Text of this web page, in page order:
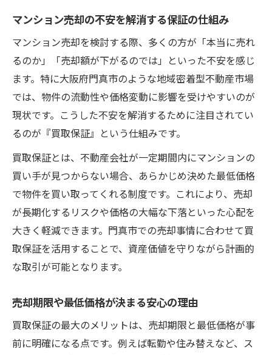
マンション売却の不安を解消する保証の仕組み
マンション売却を検討する際、多くの方が「本当に売れ
るのか」「売却額が下がるのでは」といった不安を感じ
ます。特に大阪府門真市のような地域密着型不動産市場
では、物件の流動性や価格変動に影響を受けやすいのが
現状です。こうした不安を解消するために注目されてい
るのが『買取保証』という仕組みです。
買取保証とは、不動産会社が一定期間内にマンションの
買い手が見つからない場合、あらかじめ決めた最低価格
で物件を買い取ってくれる制度です。これにより、売却
が長期化するリスクや価格の大幅な下落といった心配を
大きく軽減できます。門真市での売却事情に合わせて買
取保証を活用することで、資産価値を守りながら計画的
な取引が可能となります。
売却期限や最低価格が決まる安心の理由
買取保証の最大のメリットは、売却期限と最低価格が事
前に明確になる点です。例えば転勤や住み替えなど、ス